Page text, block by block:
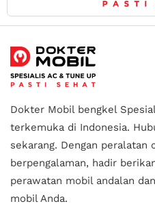
Dokter Mobil bengkel
terkemuka di Indonesia.
sekarang. Dengan peralatan
berpengalaman, hadir
perawatan mobil andalan
mobil Anda.